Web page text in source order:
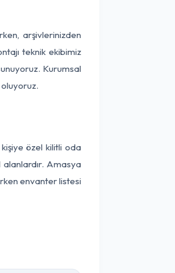
arşivlerinizden
teknik ekibimiz
Kurumsal
oluyoruz.
özel kilitli oda
Amasya
envanter listesi